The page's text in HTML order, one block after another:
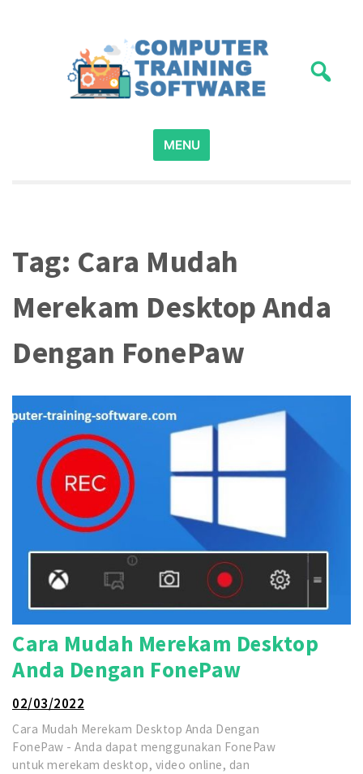
Panduan Pelatihan
Pemakaian Software
panduan program pelatihan komputer dasar, dijamin
bisa menguasai penggunaan komputer dalam waktu
Search
for:
MENU
Tag: Cara Mudah
Merekam Desktop Anda
Dengan FonePaw
Cara Mudah Merekam Desktop
Anda Dengan FonePaw
02/03/2022
Cara Mudah Merekam Desktop Anda Dengan
FonePaw - Anda dapat menggunakan FonePaw
untuk merekam desktop, video online, dan